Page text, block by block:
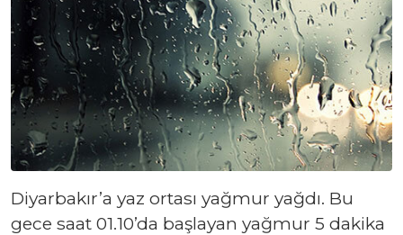
Diyarbakır’a yaz ortası yağmur yağdı. Bu
gece saat 01.10’da başlayan yağmur 5 dakika